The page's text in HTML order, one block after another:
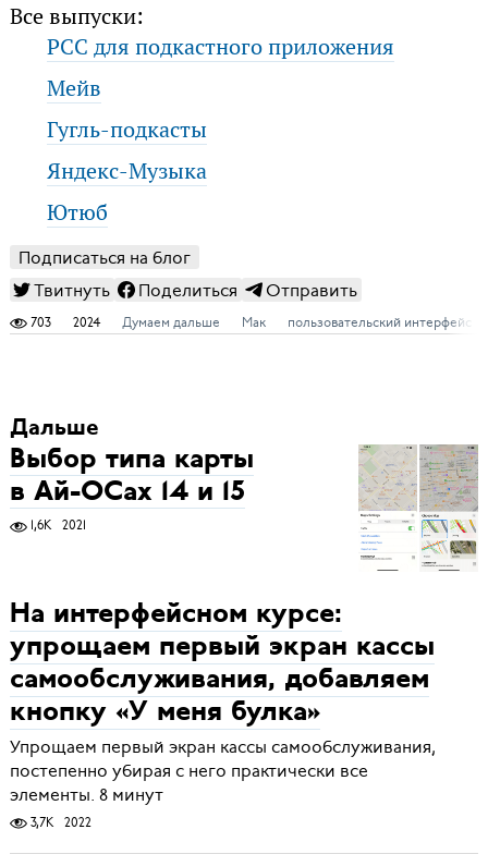
Все выпуски:
РСС для подкастного приложения
Мейв
Гугль-подкасты
Яндекс-Музыка
Ютюб
Подписаться на блог
Твитнуть
Поделиться Отправить
703 2024 Думаем дальше Мак пользовательский интерфейс
Дальше
Выбор типа карты
в Ай-ОСах 14 и 15
1,6K 2021
На интерфейсном курсе:
упрощаем первый экран кассы
самообслуживания, добавляем
кнопку «У меня булка»
Упрощаем первый экран кассы самообслуживания,
постепенно убирая с него практически все
элементы. 8 минут
3,7K 2022